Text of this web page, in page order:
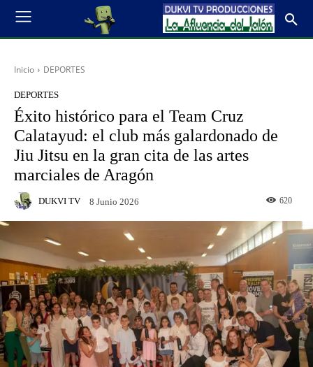
Inicio DEPORTES
DEPORTES
Éxito histórico para el Team Cruz
Calatayud: el club más galardonado de
Jiu Jitsu en la gran cita de las artes
marciales de Aragón
DUKVI TV 8 Junio 2026 620